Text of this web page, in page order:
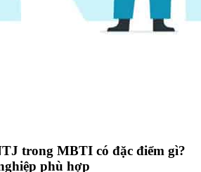
trong MBTI có đặc điểm gì?
phù hợp